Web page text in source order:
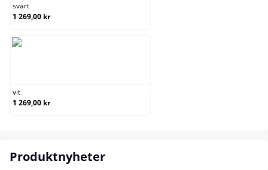
svart
1 269,00 kr
vit
1 269,00 kr
Produktnyheter